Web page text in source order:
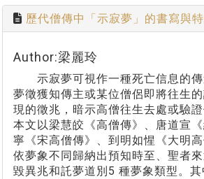
歷代僧傳中「示寂夢」的書寫與
Author:梁麗玲
示寂夢可視作一種死亡信息的傳
夢徵獲知傳主或某位僧侶即將往生
現的徵兆，暗示高僧往生去處或驗證
本文以梁慧皎《高僧傳》、唐道宣
寧《宋高僧傳》、到明如惺《大明高
依夢象不同歸納出預知時至、聖者
毀異兆和託夢道別5 種夢象類型。